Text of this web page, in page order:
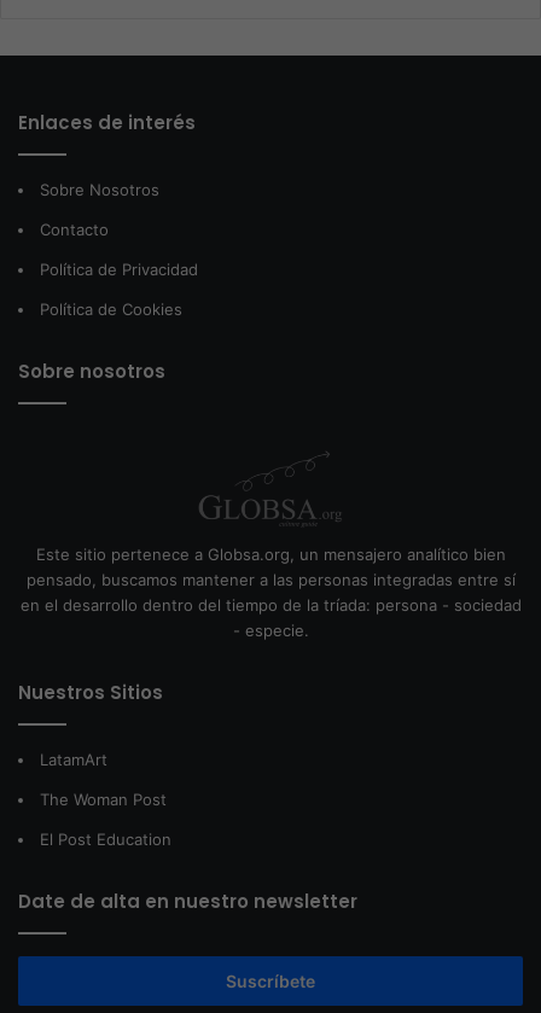
Enlaces de interés
Sobre Nosotros
Contacto
Política de Privacidad
Política de Cookies
Sobre nosotros
Este sitio pertenece a Globsa.org, un mensajero analítico bien
pensado, buscamos mantener a las personas integradas entre sí
en el desarrollo dentro del tiempo de la tríada: persona - sociedad
- especie.
Nuestros Sitios
LatamArt
The Woman Post
El Post Education
Date de alta en nuestro newsletter
Suscríbete